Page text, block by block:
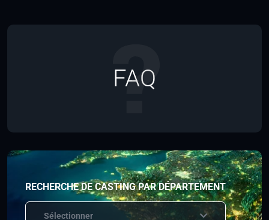
FAQ
RECHERCHE DE CASTING PAR DÉPARTEMENT
Sélectionner